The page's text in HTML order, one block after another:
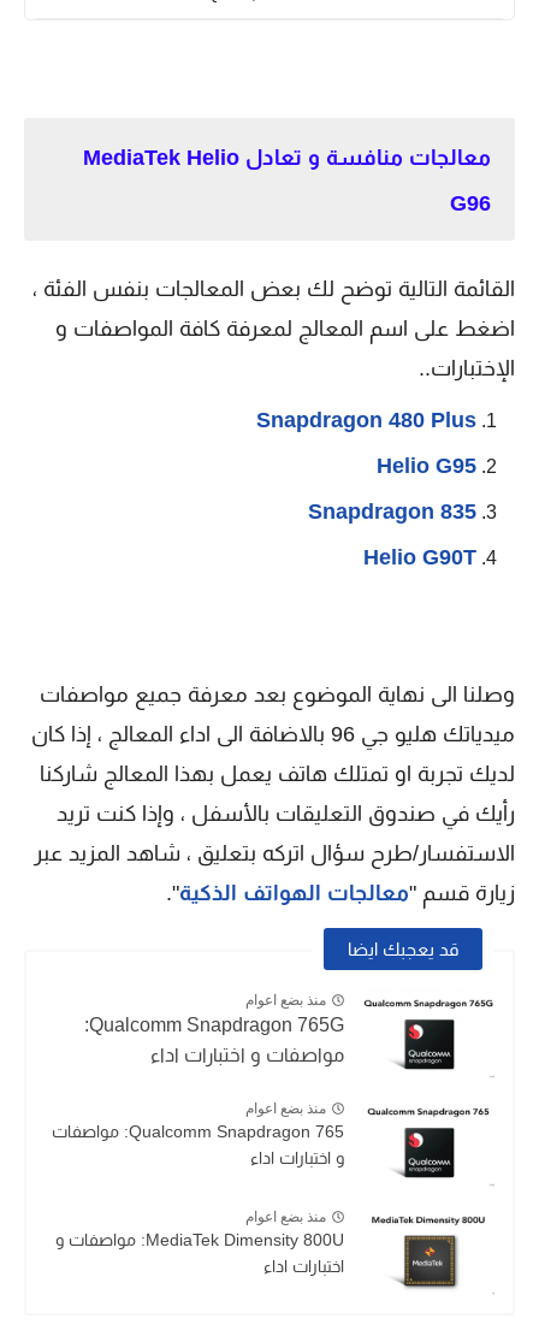
معالجات منافسة و تعادل MediaTek Helio
G96
القائمة التالية توضح لك بعض المعالجات بنفس الفئة ،
اضغط على اسم المعالج لمعرفة كافة المواصفات و
الإختبارات..
Snapdragon 480 Plus
Helio G95
Snapdragon 835
Helio G90T
وصلنا الى نهاية الموضوع بعد معرفة جميع مواصفات
ميدياتك هليو جي 96 بالاضافة الى اداء المعالج ، إذا كان
لديك تجربة او تمتلك هاتف يعمل بهذا المعالج شاركنا
رأيك في صندوق التعليقات بالأسفل ، وإذا كنت تريد
الاستفسار/طرح سؤال اتركه بتعليق ، شاهد المزيد عبر
زيارة قسم "معالجات الهواتف الذكية".
قد يعجبك ايضا
منذ بضع اعوام
Qualcomm Snapdragon 765G:
مواصفات و اختبارات اداء
منذ بضع اعوام
Qualcomm Snapdragon 765: مواصفات
و اختبارات اداء
منذ بضع اعوام
MediaTek Dimensity 800U: مواصفات و
اختبارات اداء